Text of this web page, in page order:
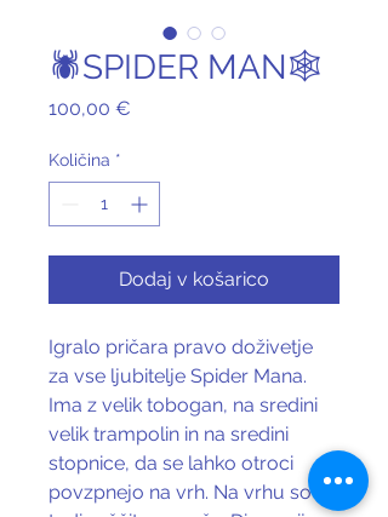
🕷️SPIDER MAN🕸️
100,00 €
Količina *
Dodaj v košarico
Igralo pričara pravo doživetje
za vse ljubitelje Spider Mana.
Ima z velik tobogan, na sredini
velik trampolin in na sredini
stopnice, da se lahko otroci
povzpnejo na vrh. Na vrhu so